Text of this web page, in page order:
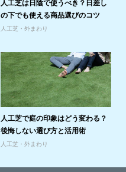
人工芝は日陰で使うべき？日差し
の下でも使える商品選びのコツ
人工芝・外まわり
人工芝で庭の印象はどう変わる？
後悔しない選び方と活用術
人工芝・外まわり